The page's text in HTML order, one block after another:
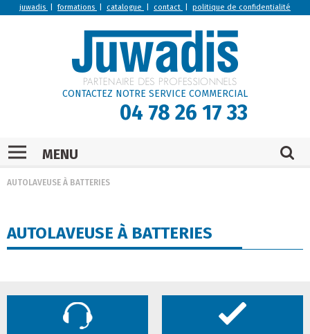
juwadis |formations catalogue contact politique de confidentialité
CONTACTEZ NOTRE SERVICE COMMERCIAL
04 78 26 17 33
MENU
AUTOLAVEUSE À BATTERIES
AUTOLAVEUSE À BATTERIES